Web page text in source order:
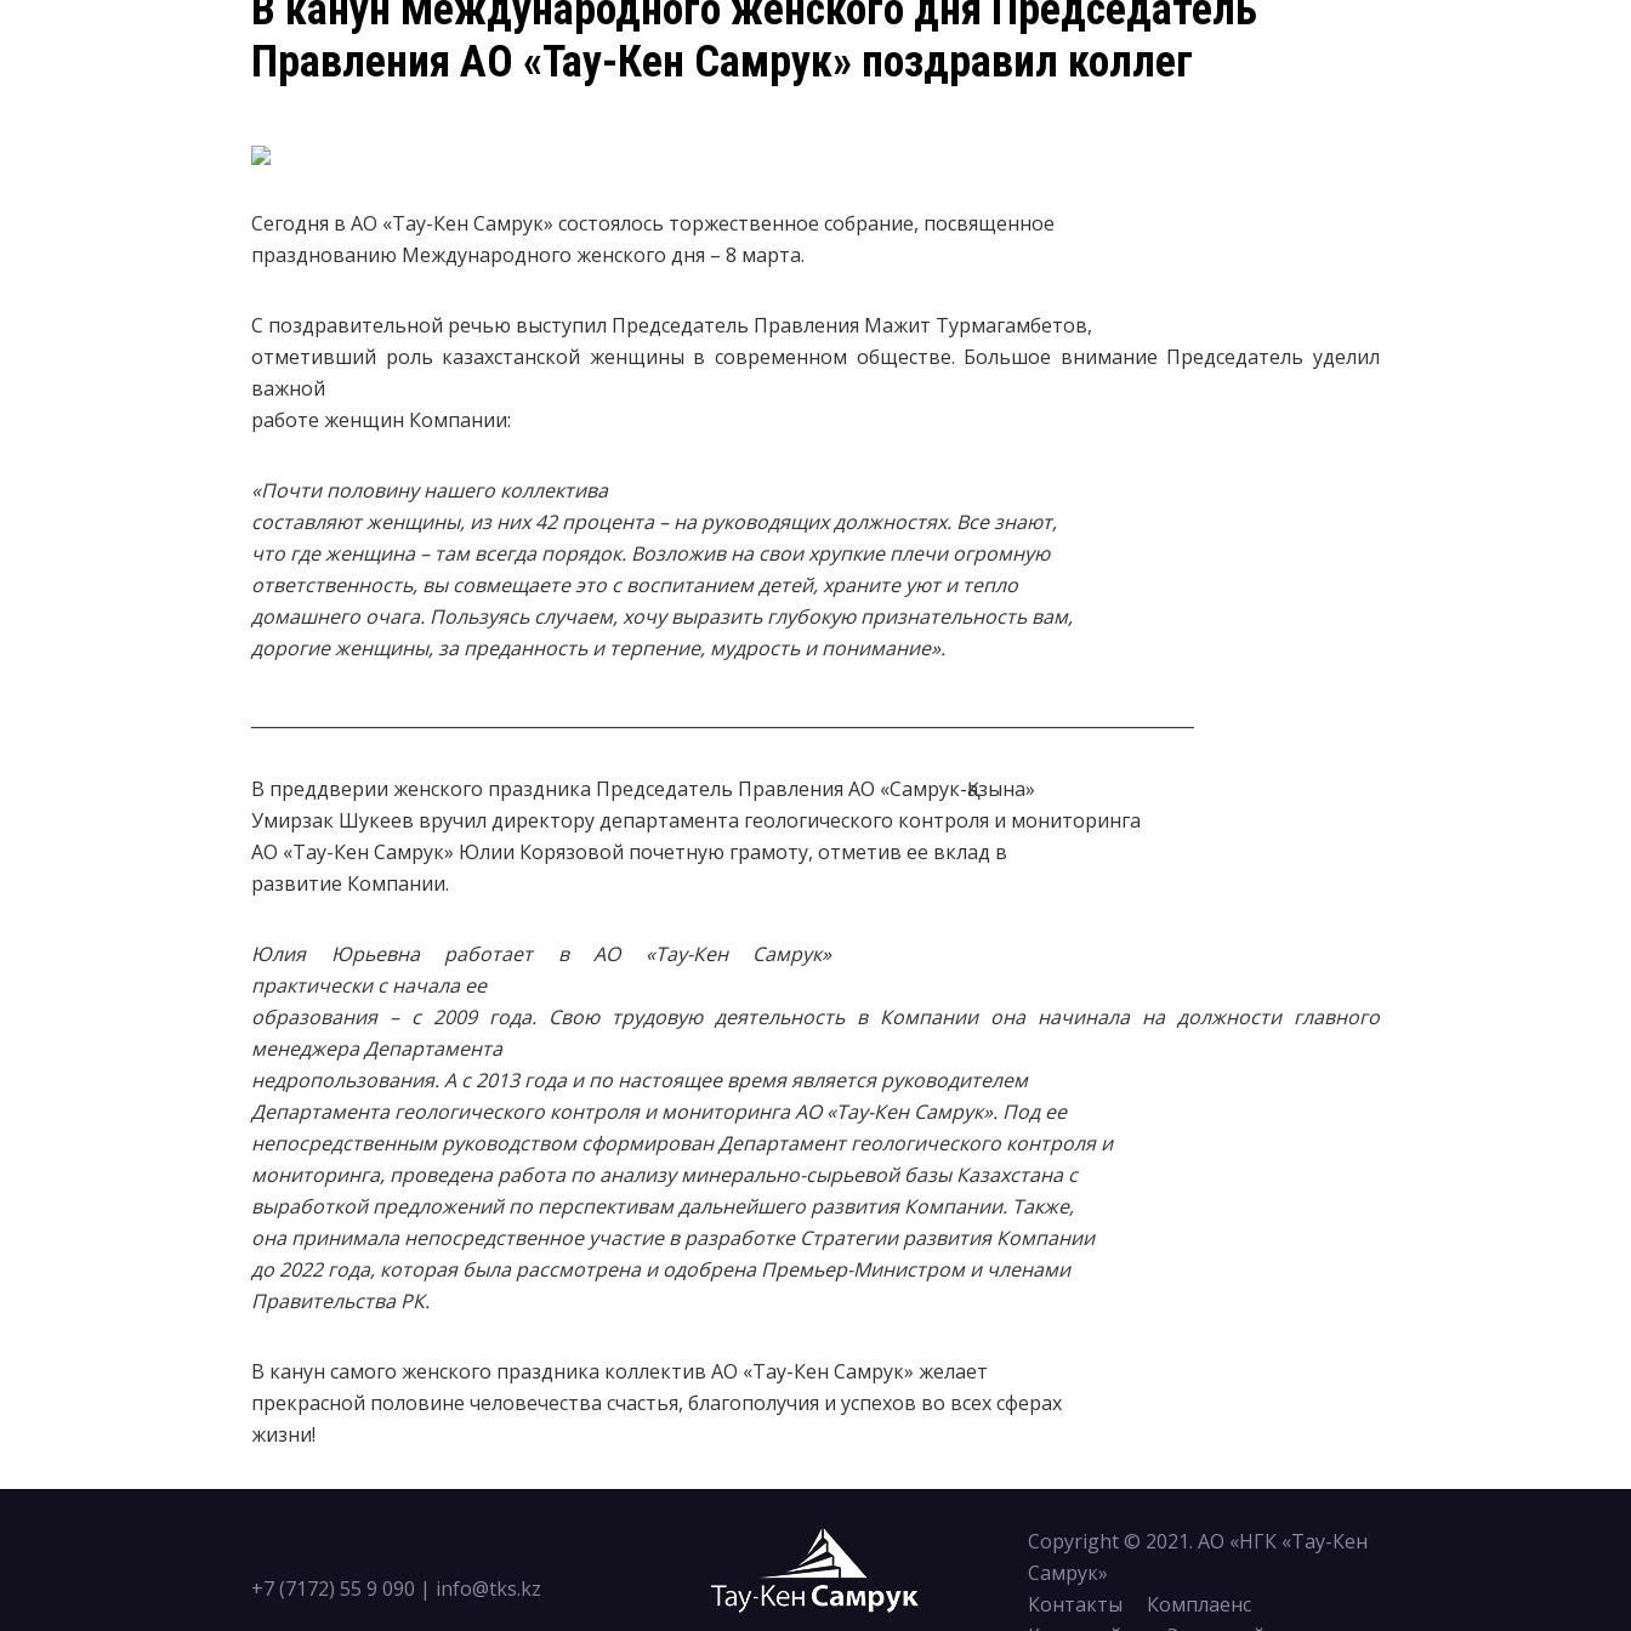
Правления АО «Тау-Кен Самрук» поздравил коллег
Сегодня в АО «Тау-Кен Самрук» состоялось торжественное собрание, посвященное
празднованию Международного женского дня – 8 марта.
С поздравительной речью выступил Председатель Правления Мажит Турмагамбетов,
отметивший роль казахстанской женщины в современном обществе. Большое внимание Председатель уделил
важной
работе женщин Компании:
«Почти половину нашего коллектива
составляют женщины, из них 42 процента – на руководящих должностях. Все знают,
что где женщина – там всегда порядок. Возложив на свои хрупкие плечи огромную
ответственность, вы совмещаете это с воспитанием детей, храните уют и тепло
домашнего очага. Пользуясь случаем, хочу выразить глубокую признательность вам,
дорогие женщины, за преданность и терпение, мудрость и понимание».
В преддверии женского праздника Председатель Правления АО «Самрук-Қазына»
Умирзак Шукеев вручил директору департамента геологического контроля и мониторинга
АО «Тау-Кен Самрук» Юлии Корязовой почетную грамоту, отметив ее вклад в
развитие Компании.
Юлия Юрьевна работает в АО «Тау-Кен Самрук»
практически с начала ее
образования – с 2009 года. Свою трудовую деятельность в Компании она начинала на должности главного
менеджера Департамента
недропользования. А с 2013 года и по настоящее время является руководителем
Департамента геологического контроля и мониторинга АО «Тау-Кен Самрук». Под ее
непосредственным руководством сформирован Департамент геологического контроля и
мониторинга, проведена работа по анализу минерально-сырьевой базы Казахстана с
выработкой предложений по перспективам дальнейшего развития Компании. Также,
она принимала непосредственное участие в разработке Стратегии развития Компании
до 2022 года, которая была рассмотрена и одобрена Премьер-Министром и членами
Правительства РК.
В канун самого женского праздника коллектив АО «Тау-Кен Самрук» желает
прекрасной половине человечества счастья, благополучия и успехов во всех сферах
жизни!
+7 (7172) 55 9 090 | info@tks.kz
Copyright © 2021. АО «НГК «Тау-Кен
Самрук»
Контакты
Комплаенс